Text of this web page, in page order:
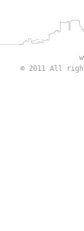
© 2011 All